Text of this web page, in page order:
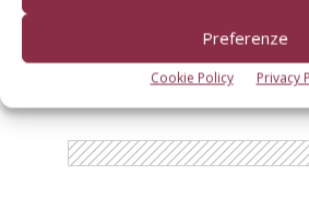
Preferenze
Cookie Policy Privacy
Tecniche, prodotti e servizi dalle